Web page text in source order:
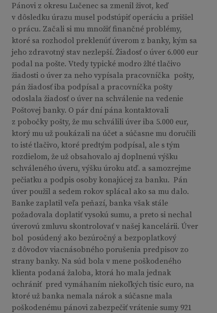
Pánovi z okresu Lučenec sa zmenil život, keď
v dôsledku úrazu musel podstúpiť operáciu a prišiel
o prácu. Začali si mu množiť finančné problémy,
ktoré sa rozhodol preklenúť úverom z banky, kým sa
jeho zdravotný stav nezlepší. Žiadosť o úver 6.000 eur
podal na pošte. Vtedy typické modro žlté tlačivo
žiadosti o úver za neho vypísala pracovníčka pošty,
pán žiadosť iba podpísal a pracovníčka pošty
odoslala žiadosť o úver na schválenie na vedenie
Poštovej banky. O pár dní pána kontaktovali
z pobočky pošty, že mu schválili úver iba 5.000 eur,
ktorý mu už poukázali na účet a súčasne mu doručili
to isté tlačivo, ktoré predtým podpísal, ale s tým
rozdielom, že už obsahovalo aj doplnenú výšku
schváleného úveru, výšku úroku atď. a samozrejme
pečiatku a podpis osoby konajúcej za banku. Pán
úver použil a sedem rokov splácal ako sa mu dalo.
Banke zaplatil veľa peňazí, banka však stále
požadovala doplatiť vysokú sumu, a preto si nechal
úverovú zmluvu skontrolovať v našej kancelárii. Úver
bol posúdený ako bezúročný a bezpoplatkový
z dôvodov viacnásobného porušenia predpisov zo
strany banky. Na súd bola v mene poškodeného
klienta podaná žaloba, ktorá ho mala jednak
ochrániť pred vymáhaním niekoľkých tisíc euro, na
ktoré už banka nemala nárok a súčasne mala
poškodenému pánovi zabezpečiť vrátenie sumy 921